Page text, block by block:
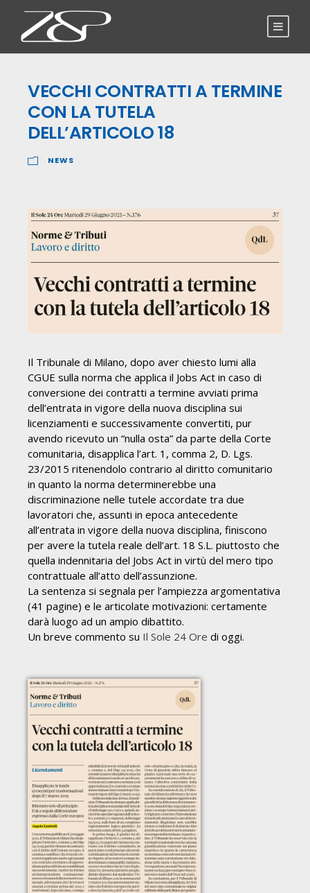
VECCHI CONTRATTI A TERMINE
CON LA TUTELA
DELL’ARTICOLO 18
NEWS
Il Tribunale di Milano, dopo aver chiesto lumi alla
CGUE sulla norma che applica il Jobs Act in caso di
conversione dei contratti a termine avviati prima
dell’entrata in vigore della nuova disciplina sui
licenziamenti e successivamente convertiti, pur
avendo ricevuto un “nulla osta” da parte della Corte
comunitaria, disapplica l’art. 1, comma 2, D. Lgs.
23/2015 ritenendolo contrario al diritto comunitario
in quanto la norma determinerebbe una
discriminazione nelle tutele accordate tra due
lavoratori che, assunti in epoca antecedente
all’entrata in vigore della nuova disciplina, finiscono
per avere la tutela reale dell’art. 18 S.L. piuttosto che
quella indennitaria del Jobs Act in virtù del mero tipo
contrattuale all’atto dell’assunzione.
La sentenza si segnala per l’ampiezza argomentativa
(41 pagine) e le articolate motivazioni: certamente
darà luogo ad un ampio dibattito.
Un breve commento su Il Sole 24 Ore di oggi.